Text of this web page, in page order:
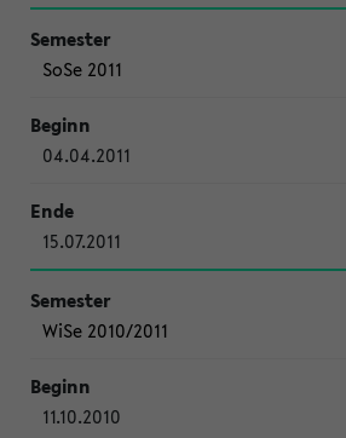
SoSe 2011
04.04.2011
15.07.2011
WiSe 2010/2011
11.10.2010